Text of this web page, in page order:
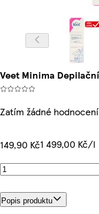
Veet Minima
Zatím žádné hodnocení
149,90 Kč1 499,00 Kč/l
Popis produktu